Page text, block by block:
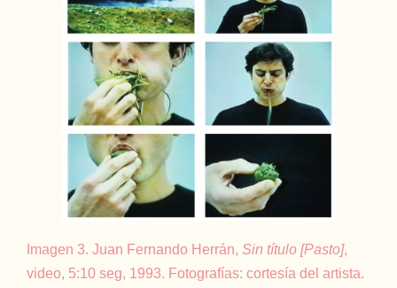
Imagen 3. Juan Fernando Herrán,Sin título [Pasto],
video, 5:10 seg, 1993. Fotografías: cortesía del artista.